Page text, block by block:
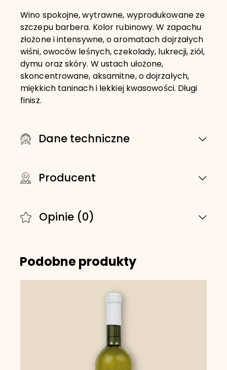
Wino spokojne, wytrawne, wyprodukowane ze
szczepu barbera. Kolor rubinowy. W zapachu
złożone i intensywne, o aromatach dojrzałych
wiśni, owoców leśnych, czekolady, lukrecji, ziół,
dymu oraz skóry. W ustach ułożone,
skoncentrowane, aksamitne, o dojrzałych,
miękkich taninach i lekkiej kwasowości. Długi
finisz.
Dane techniczne
Producent
Opinie (0)
Podobne produkty